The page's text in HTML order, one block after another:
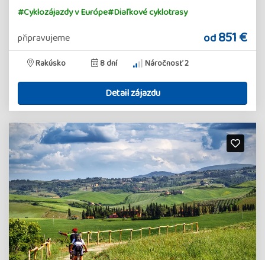
#Cyklozájazdy v Európe#Diaľkové cyklotrasy
připravujeme od851 €
Rakúsko 8 dní Náročnosť 2
Detail zájazdu